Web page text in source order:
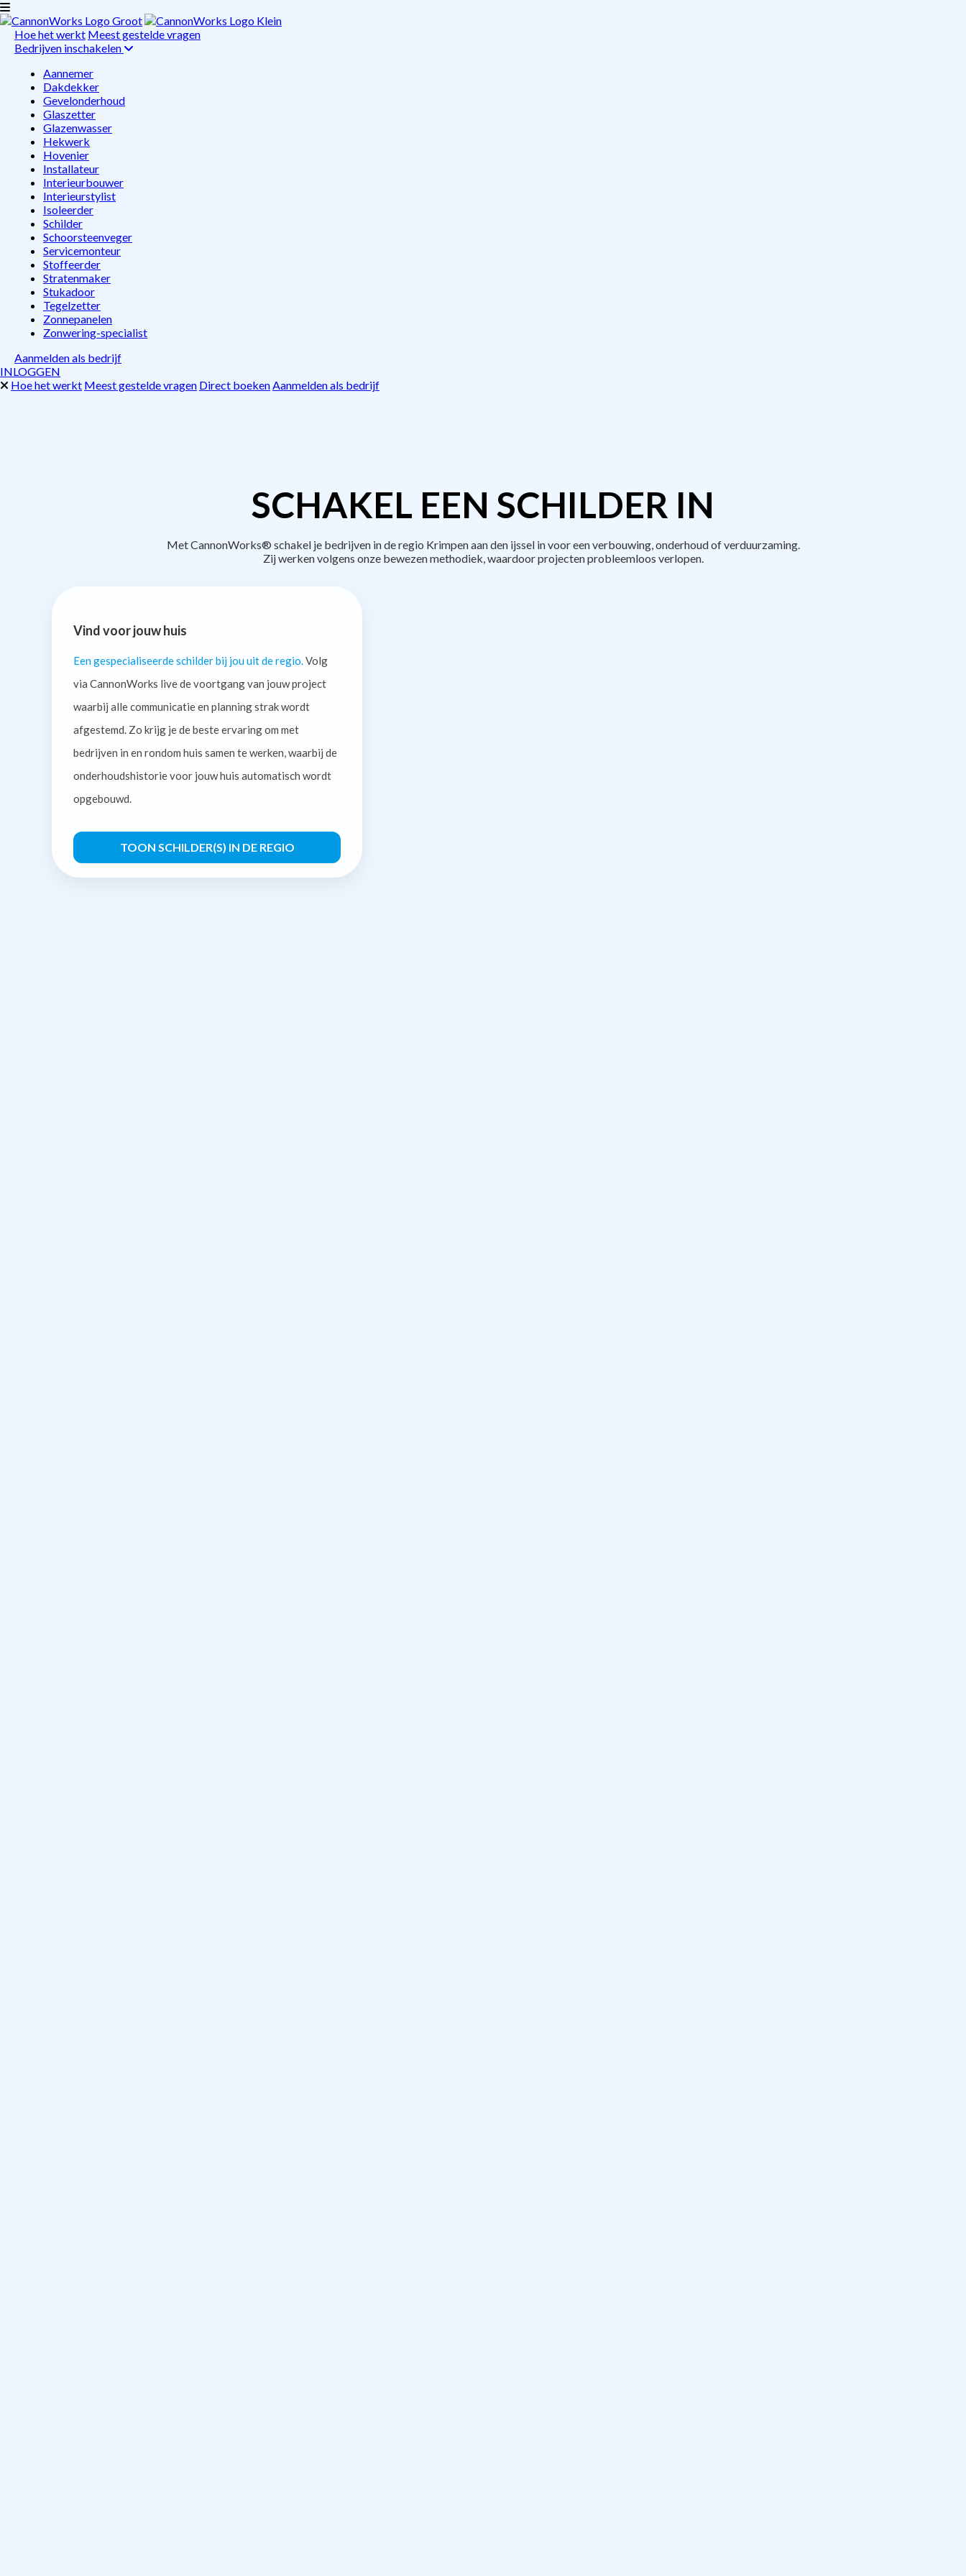
Hoe het werkt Meest gestelde vragen
Bedrijven inschakelen
Aannemer
Dakdekker
Gevelonderhoud
Glaszetter
Glazenwasser
Hekwerk
Hovenier
Installateur
Interieurbouwer
Interieurstylist
Isoleerder
Schilder
Schoorsteenveger
Servicemonteur
Stoffeerder
Stratenmaker
Stukadoor
Tegelzetter
Zonnepanelen
Zonwering-specialist
Aanmelden als bedrijf
INLOGGEN
Hoe het werkt Meest gestelde vragen Direct boekenAanmelden als bedrijf
SCHAKEL EEN SCHILDER IN
Met CannonWorks® schakel je bedrijven in de regio Krimpen aan den ijssel in voor een verbouwing, onderhoud of verduurzaming.
Zij werken volgens onze bewezen methodiek, waardoor projecten probleemloos verlopen.
Vind voor jouw huis
Een gespecialiseerde schilder bij jou uit de regio. Volg
via CannonWorks live de voortgang van jouw project
waarbij alle communicatie en planning strak wordt
afgestemd. Zo krijg je de beste ervaring om met
bedrijven in en rondom huis samen te werken, waarbij de
onderhoudshistorie voor jouw huis automatisch wordt
opgebouwd.
TOON SCHILDER(S) IN DE REGIO